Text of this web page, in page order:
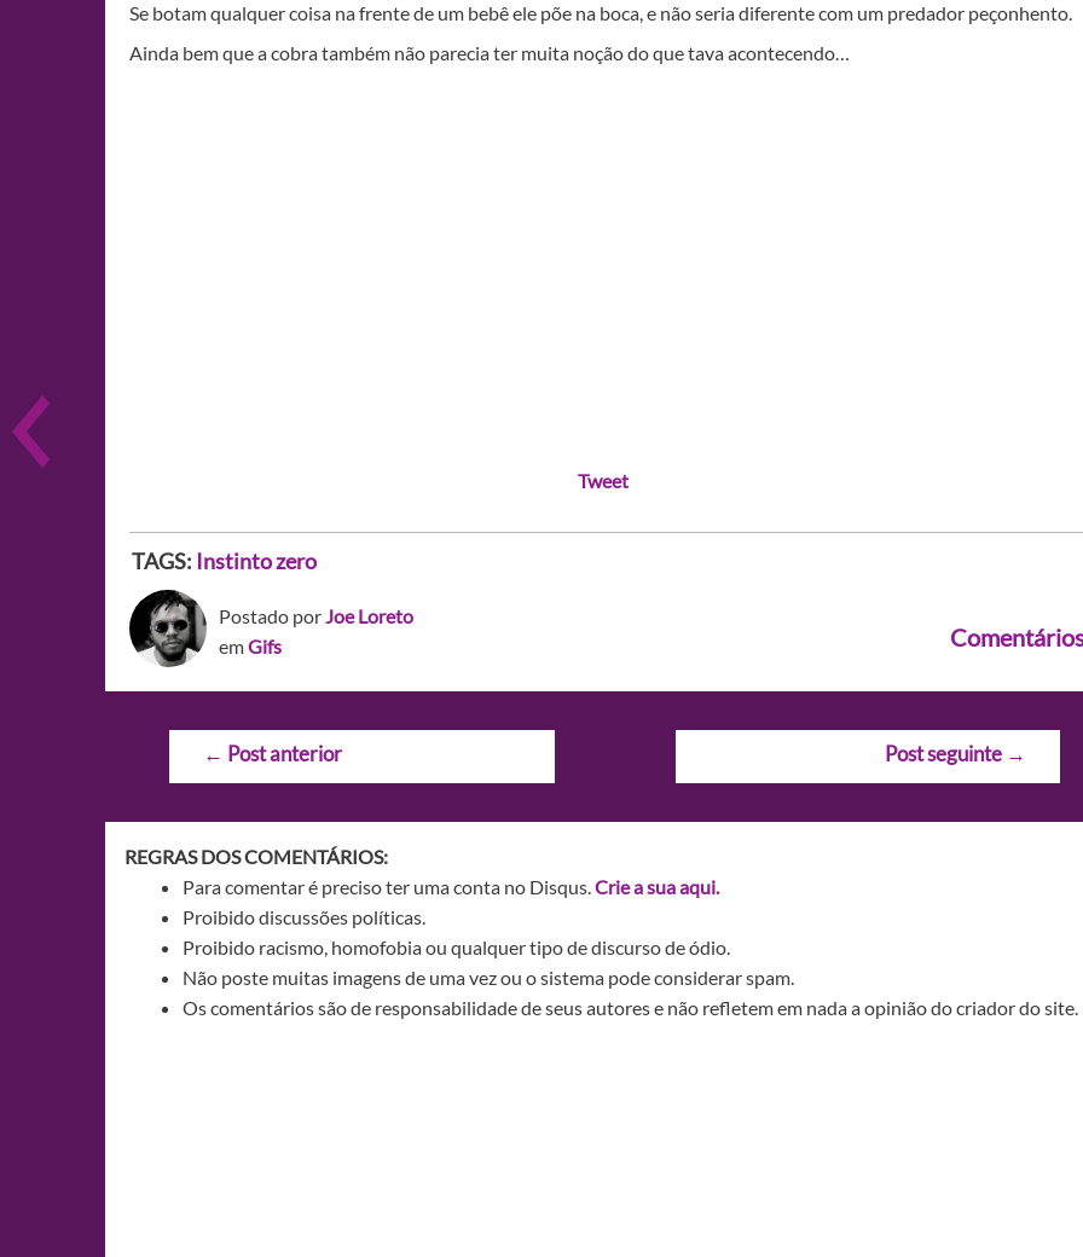
Se botam qualquer coisa na frente de um bebê ele põe na boca, e não seria diferente com um predador peçonhento.
Ainda bem que a cobra também não parecia ter muita noção do que tava acontecendo…
Tweet
TAGS: Instinto zero
Postado porJoe Loreto
emGifs
Navegação
← Post anterior Post seguinte →
REGRAS DOS COMENTÁRIOS:
Para comentar é preciso ter uma conta no Disqus.Crie a sua aqui.
Proibido discussões políticas.
Proibido racismo, homofobia ou qualquer tipo de discurso de ódio.
Não poste muitas imagens de uma vez ou o sistema pode considerar spam.
Os comentários são de responsabilidade de seus autores e não refletem em nada a opinião do criador do site.